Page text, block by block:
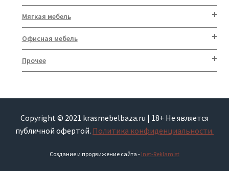
Мягкая мебель
Офисная мебель
Прочее
Copyright © 2021 krasmebelbaza.ru | 18+ Не является
публичной офертой. Политика конфиденциальности.
Создание и продвижение сайта - Inet-Reklamist